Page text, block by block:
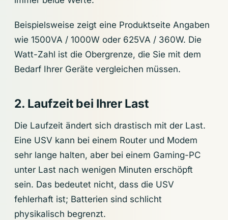
Beispielsweise zeigt eine Produktseite Angaben
wie 1500VA / 1000W oder 625VA / 360W. Die
Watt-Zahl ist die Obergrenze, die Sie mit dem
Bedarf Ihrer Geräte vergleichen müssen.
2. Laufzeit bei Ihrer Last
Die Laufzeit ändert sich drastisch mit der Last.
Eine USV kann bei einem Router und Modem
sehr lange halten, aber bei einem Gaming-PC
unter Last nach wenigen Minuten erschöpft
sein. Das bedeutet nicht, dass die USV
fehlerhaft ist; Batterien sind schlicht
physikalisch begrenzt.